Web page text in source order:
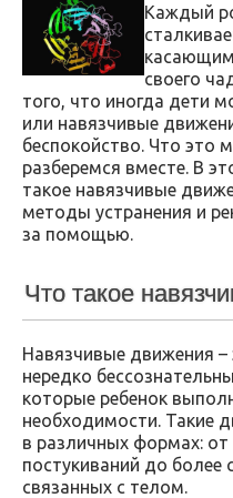
Каждый
своего
того, что иногда дети
или навязчивые
беспокойство. Что это
разберемся вместе. В
такое навязчивые
методы устранения и
за помощью.
Что такое
Навязчивые движения
нередко
которые ребенок
необходимости. Такие
в различных формах:
постукиваний до более
связанных с телом.